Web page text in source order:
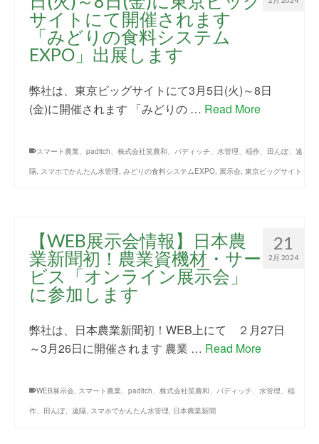
サイトにて開催されます
「みどりの食料システム
EXPO」出展します
弊社は、東京ビッグサイトにて3月5日(火)～8日
(金)に開催されます 「みどりの … Read More
スマート農業、paditch、株式会社笑農和、パディッチ、水管理、稲作、田んぼ、遠
隔, スマホでかんたん水管理, みどりの食料システムEXPO, 展示会, 東京ビッグサイト
21
2月 2024
【WEB展示会情報】日本農
業新聞初！農業資機材・サー
ビス「オンライン展示会」
に参加します
弊社は、日本農業新聞初！WEB上にて ２月27日
～3月26日に開催されます 農業 … Read More
WEB展示会, スマート農業、paditch、株式会社笑農和、パディッチ、水管理、稲
作、田んぼ、遠隔, スマホでかんたん水管理, 日本農業新聞